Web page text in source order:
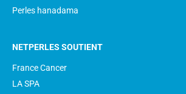
Perles hanadama
NETPERLES SOUTIENT
France Cancer
LA SPA